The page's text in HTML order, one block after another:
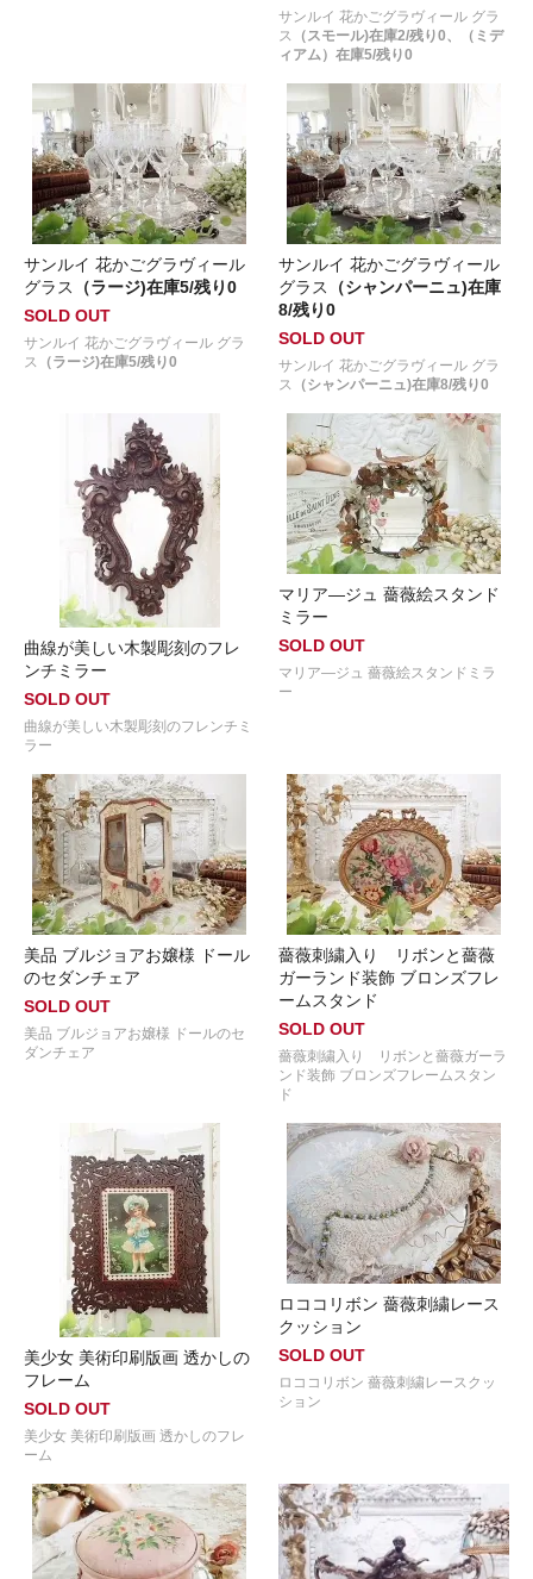
サンルイ 花かごグラヴィール グラ
ス
（スモール)在庫2/残り0、（ミデ
ィアム）在庫5/残り0
サンルイ 花かごグラヴィール
グラス
（ラージ)在庫5/残り0
SOLD OUT
サンルイ 花かごグラヴィール グラ
ス
（ラージ)在庫5/残り0
サンルイ 花かごグラヴィール
グラス
（シャンパーニュ)在庫
8/残り0
SOLD OUT
サンルイ 花かごグラヴィール グラ
ス
（シャンパーニュ)在庫8/残り0
曲線が美しい木製彫刻のフレ
ンチミラー
SOLD OUT
曲線が美しい木製彫刻のフレンチミ
ラー
マリア―ジュ 薔薇絵スタンド
ミラー
SOLD OUT
マリア―ジュ 薔薇絵スタンドミラ
ー
美品 ブルジョアお嬢様 ドール
のセダンチェア
SOLD OUT
美品 ブルジョアお嬢様 ドールのセ
ダンチェア
薔薇刺繍入り リボンと薔薇
ガーランド装飾 ブロンズフレ
ームスタンド
SOLD OUT
薔薇刺繍入り リボンと薔薇ガーラ
ンド装飾 ブロンズフレームスタン
ド
美少女 美術印刷版画 透かしの
フレーム
SOLD OUT
美少女 美術印刷版画 透かしのフレ
ーム
ロココリボン 薔薇刺繍レース
クッション
SOLD OUT
ロココリボン 薔薇刺繍レースクッ
ション